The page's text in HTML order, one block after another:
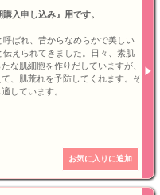
入申し込み』用です。
ばれ、昔からなめらかで美しい
えられてきました。日々、素肌
な肌細胞を作りだしていますが、
、肌荒れを予防してくれます。そ
しています。